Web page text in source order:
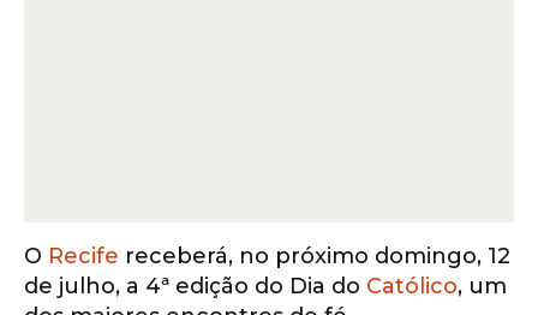
O Recife receberá, no próximo domingo, 12
de julho, a 4ª edição do Dia do Católico, um